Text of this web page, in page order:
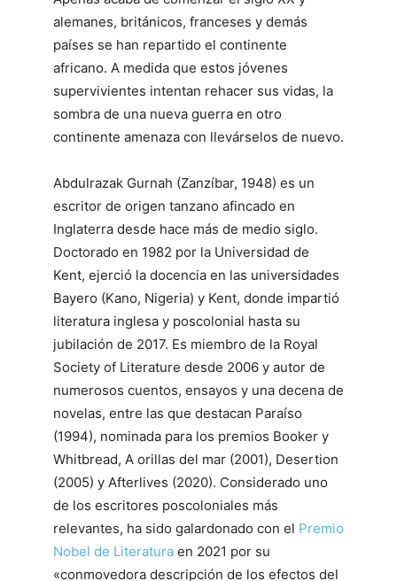
alemanes, británicos, franceses y demás
países se han repartido el continente
africano. A medida que estos jóvenes
supervivientes intentan rehacer sus vidas, la
sombra de una nueva guerra en otro
continente amenaza con llevárselos de nuevo.
Abdulrazak Gurnah (Zanzíbar, 1948) es un
escritor de origen tanzano afincado en
Inglaterra desde hace más de medio siglo.
Doctorado en 1982 por la Universidad de
Kent, ejerció la docencia en las universidades
Bayero (Kano, Nigeria) y Kent, donde impartió
literatura inglesa y poscolonial hasta su
jubilación de 2017. Es miembro de la Royal
Society of Literature desde 2006 y autor de
numerosos cuentos, ensayos y una decena de
novelas, entre las que destacan Paraíso
(1994), nominada para los premios Booker y
Whitbread, A orillas del mar (2001), Desertion
(2005) y Afterlives (2020). Considerado uno
de los escritores poscoloniales más
relevantes, ha sido galardonado con el Premio
Nobel de Literatura en 2021 por su
«conmovedora descripción de los efectos del